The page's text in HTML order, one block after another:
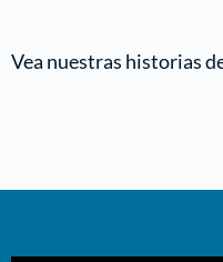
Vea nuestras historias